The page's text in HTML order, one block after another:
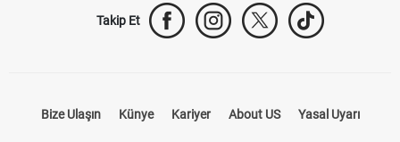
Takip Et
Bize Ulaşın Künye Kariyer About US Yasal Uyarı